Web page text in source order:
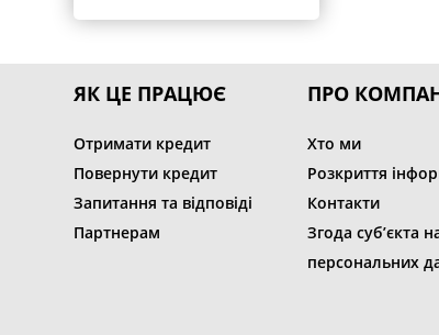
ЯК ЦЕ ПРАЦЮЄ
Отримати кредит
Повернути кредит
Запитання та відповіді
Партнерам
ПРО
Хто ми
Розкриття
Контакти
Згода суб’єкта
персональних